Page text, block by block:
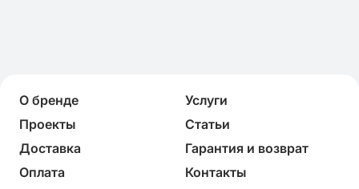
О бренде
Услуги
Проекты
Статьи
Доставка
Гарантия и возврат
Оплата
Контакты